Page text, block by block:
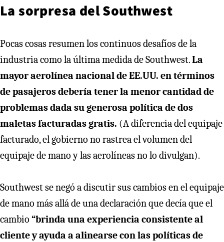
La sorpresa del Southwest
Pocas cosas resumen los continuos desafíos de la
industria como la última medida de Southwest.La
mayor aerolínea nacional de EE.UU. en términos
de pasajeros debería tener la menor cantidad de
problemas dada su generosa política de dos
maletas facturadas gratis. (A diferencia del equipaje
facturado, el gobierno no rastrea el volumen del
equipaje de mano y las aerolíneas no lo divulgan).
Southwest se negó a discutir sus cambios en el equipaje
de mano más allá de una declaración que decía que el
cambio “brinda una experiencia consistente al
cliente y ayuda a alinearse con las políticas de